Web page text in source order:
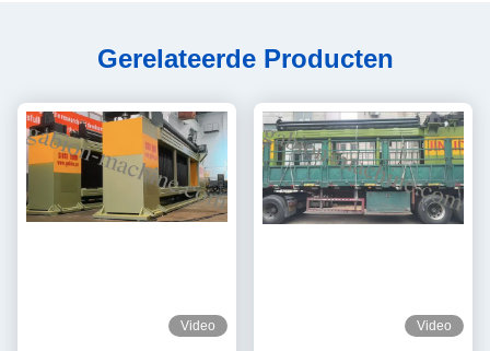
Gerelateerde Producten
Video Video